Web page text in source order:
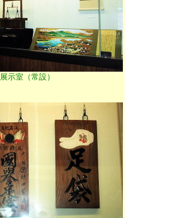
展示室（常設）